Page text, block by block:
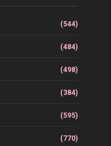
(544)
(484)
(498)
(384)
(595)
(770)